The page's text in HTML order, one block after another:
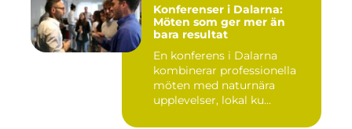
Konferenser i Dalarna:
Möten som ger mer än
bara resultat
En konferens i Dalarna
kombinerar professionella
möten med naturnära
upplevelser, lokal ku...